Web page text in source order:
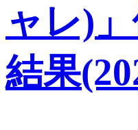
ャレ)
結果